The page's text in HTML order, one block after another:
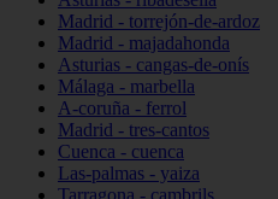
Madrid - torrejón-de-ardoz
Madrid - majadahonda
Asturias - cangas-de-onís
Málaga - marbella
A-coruña - ferrol
Madrid - tres-cantos
Cuenca - cuenca
Las-palmas - yaiza
Tarragona - cambrils